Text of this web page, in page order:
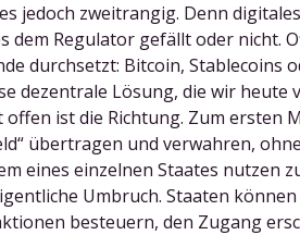
jedoch zweitrangig. Denn
dem Regulator gefällt oder nicht.
durchsetzt: Bitcoin, Stablecoins
dezentrale Lösung, die wir heute
ist die Richtung. Zum ersten
übertragen und verwahren,
eines einzelnen Staates nutzen
Umbruch. Staaten
besteuern, den Zugang